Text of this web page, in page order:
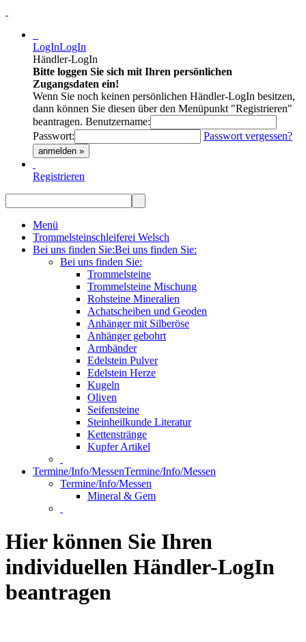
LogInLogIn
Händler-LogIn
Bitte loggen Sie sich mit Ihren persönlichen
Zugangsdaten ein!
Wenn Sie noch keinen persönlichen Händler-LogIn besitzen,
dann können Sie diesen über den Menüpunkt "Registrieren"
beantragen. Benutzername:
Passwort:
Passwort vergessen?
anmelden »
Registrieren
Menü
Trommelsteinschleiferei Welsch
Bei uns finden Sie:Bei uns finden Sie:
Bei uns finden Sie:
Trommelsteine
Trommelsteine Mischung
Rohsteine Mineralien
Achatscheiben und Geoden
Anhänger mit Silberöse
Anhänger gebohrt
Armbänder
Edelstein Pulver
Edelstein Herze
Kugeln
Oliven
Seifensteine
Steinheilkunde Literatur
Kettenstränge
Kupfer Artikel
Termine/Info/MessenTermine/Info/Messen
Termine/Info/Messen
Mineral & Gem
Hier können Sie Ihren
individuellen Händler-LogIn
beantragen